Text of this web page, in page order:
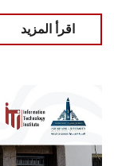
اقرأ المزيد